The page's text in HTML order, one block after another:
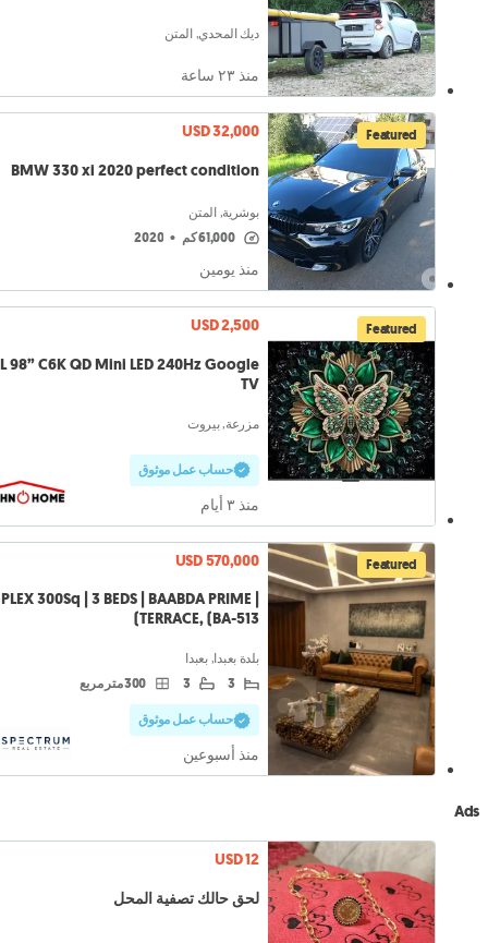
ديك المحدي, المتن
منذ ٢٣ ساعة
Featured
USD 32,000
BMW 330 xi 2020 perfect condition
بوشرية, المتن
61,000 كم •
2020
منذ يومين
Featured
USD 2,500
98” C6K QD Mini LED 240Hz Google
TV
مزرعة, بيروت
حساب عمل موثوق
منذ ٣ أيام
Featured
USD 570,000
300Sq | 3 BEDS | BAABDA PRIME |
TERRACE, (BA-513)
بلدة بعبدا, بعبدا
3
3 300 متر مربع
حساب عمل موثوق
منذ أسبوعين
Ads
USD 12
لحق حالك تصفية المحل